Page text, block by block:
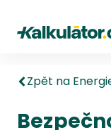
Kalkulátor.cz
Zpět na